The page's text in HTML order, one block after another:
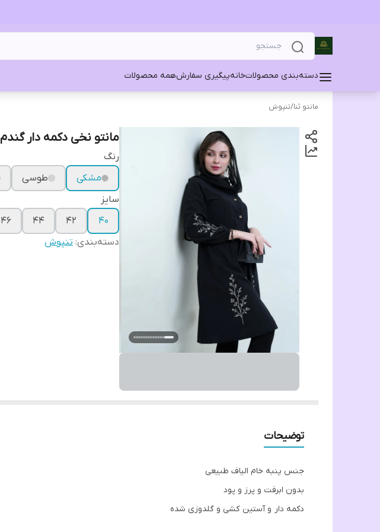
دسته‌بندی محصولاتخانهپیگیری سفارشهمه محصولات
مانتو ثنا/تنپوش
مانتو نخی دکمه دار گندم
رنگ
مشکی
طوسی
سایز
۴۰
۴۲ ۴۴ ۴۶
دسته‌بندی: تنپوش
توضیحات
جنس پنبه خام الیاف طبیعی
بدون ابرفت و پرز و پود
دکمه دار و آستين کشی و گلدوزی شده